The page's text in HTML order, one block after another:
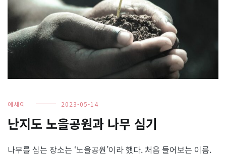
에세이 2023-05-14
난지도 노을공원과 나무 심기
나무를 심는 장소는 ‘노을공원’이라 했다. 처음 들어보는 이름.